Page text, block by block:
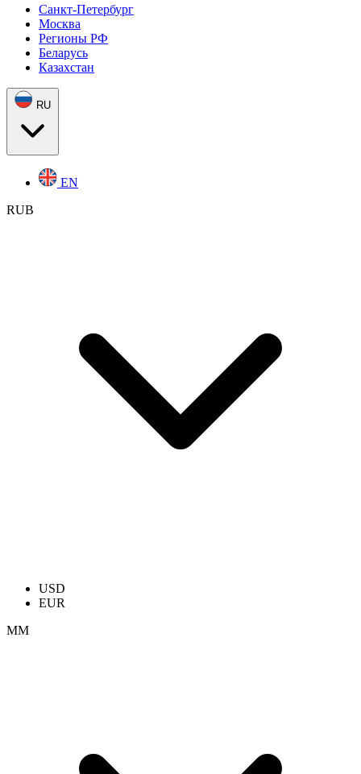
Санкт-Петербург
Москва
Регионы РФ
Беларусь
Казахстан
RU
EN
RUB
USD
EUR
ММ